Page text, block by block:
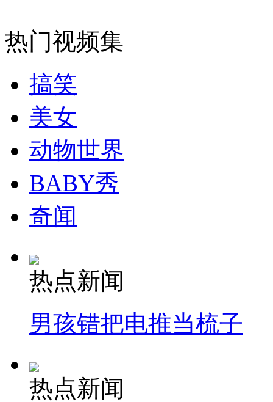
走！跟着总书记去植树
消防员救轻生者
纽约上演“枕头大战”
热门视频集
搞笑
美女
动物世界
BABY秀
奇闻
热点新闻
男孩错把电推当梳子
热点新闻